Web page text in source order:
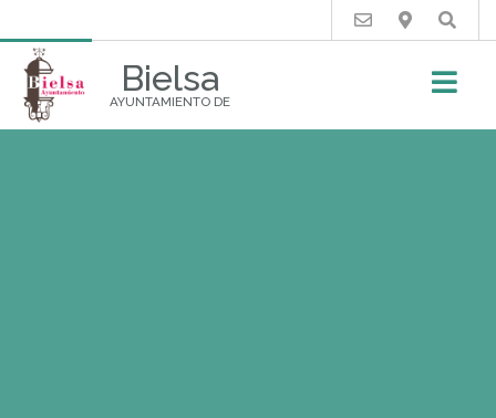
Bielsa
AYUNTAMIENTO DE
Buscar